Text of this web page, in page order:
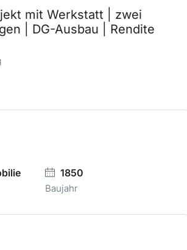
mit Werkstatt | zwei
| DG-Ausbau | Rendite
1850
Baujahr